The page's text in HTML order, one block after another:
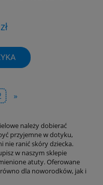
»
należy dobierać
przyjemne w dotyku,
nie ranić skóry dziecka.
w naszym sklepie
atuty. Oferowane
dla noworodków, jak i